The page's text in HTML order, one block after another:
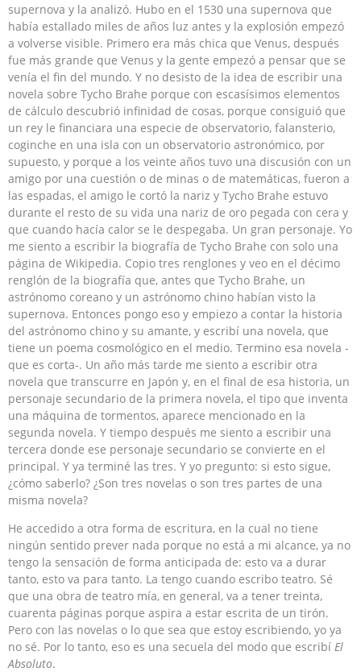
supernova y la analizó. Hubo en el 1530 una supernova que
había estallado miles de años luz antes y la explosión empezó
a volverse visible. Primero era más chica que Venus, después
fue más grande que Venus y la gente empezó a pensar que se
venía el fin del mundo. Y no desisto de la idea de escribir una
novela sobre Tycho Brahe porque con escasísimos elementos
de cálculo descubrió infinidad de cosas, porque consiguió que
un rey le financiara una especie de observatorio, falansterio,
coginche en una isla con un observatorio astronómico, por
supuesto, y porque a los veinte años tuvo una discusión con un
amigo por una cuestión o de minas o de matemáticas, fueron a
las espadas, el amigo le cortó la nariz y Tycho Brahe estuvo
durante el resto de su vida una nariz de oro pegada con cera y
que cuando hacía calor se le despegaba. Un gran personaje. Yo
me siento a escribir la biografía de Tycho Brahe con solo una
página de Wikipedia. Copio tres renglones y veo en el décimo
renglón de la biografía que, antes que Tycho Brahe, un
astrónomo coreano y un astrónomo chino habían visto la
supernova. Entonces pongo eso y empiezo a contar la historia
del astrónomo chino y su amante, y escribí una novela, que
tiene un poema cosmológico en el medio. Termino esa novela -
que es corta-. Un año más tarde me siento a escribir otra
novela que transcurre en Japón y, en el final de esa historia, un
personaje secundario de la primera novela, el tipo que inventa
una máquina de tormentos, aparece mencionado en la
segunda novela. Y tiempo después me siento a escribir una
tercera donde ese personaje secundario se convierte en el
principal. Y ya terminé las tres. Y yo pregunto: si esto sigue,
¿cómo saberlo? ¿Son tres novelas o son tres partes de una
misma novela?
He accedido a otra forma de escritura, en la cual no tiene
ningún sentido prever nada porque no está a mi alcance, ya no
tengo la sensación de forma anticipada de: esto va a durar
tanto, esto va para tanto. La tengo cuando escribo teatro. Sé
que una obra de teatro mía, en general, va a tener treinta,
cuarenta páginas porque aspira a estar escrita de un tirón.
Pero con las novelas o lo que sea que estoy escribiendo, yo ya
no sé. Por lo tanto, eso es una secuela del modo que escribí El
Absoluto.